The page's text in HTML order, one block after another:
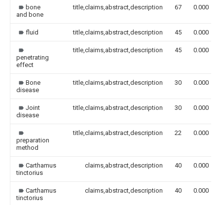
bone
and bone
title,claims,abstract,description 67 0.000
fluid title,claims,abstract,description 45 0.000
penetrating
effect
title,claims,abstract,description 45 0.000
Bone
disease
title,claims,abstract,description 30 0.000
Joint
disease
title,claims,abstract,description 30 0.000
preparation
method
title,claims,abstract,description 22 0.000
Carthamus
tinctorius
claims,abstract,description 40 0.000
Carthamus
tinctorius
claims,abstract,description 40 0.000